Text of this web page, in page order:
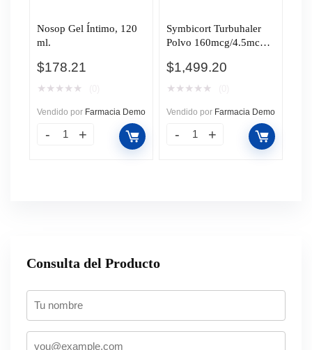
Nosop Gel Íntimo, 120
ml.
$178.21
★ ★ ★ ★ ★
Vendido por Farmacia Demo
Symbicort Turbuhaler
Polvo 160mcg/4.5mcg,
$1,499.20
★ ★ ★ ★ ★
Vendido por Farmacia Demo
Consulta del Producto